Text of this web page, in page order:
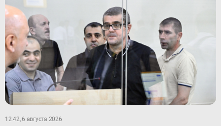
12:42, 6 августа 2026